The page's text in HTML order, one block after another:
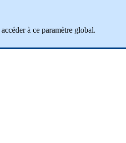
accéder à ce paramètre global.